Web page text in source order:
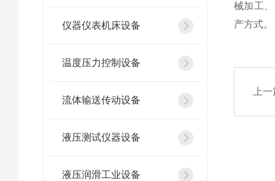
仪器仪表机床设备
温度压力控制设备
流体输送传动设备
液压测试仪器设备
液压润滑工业设备
械加工
产方式。
上